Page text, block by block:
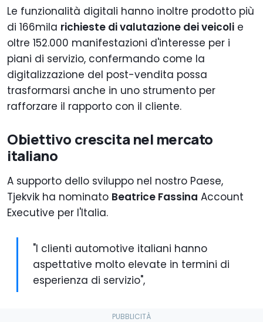
Le funzionalità digitali hanno inoltre prodotto più
di 166mila richieste di valutazione dei veicoli e
oltre 152.000 manifestazioni d'interesse per i
piani di servizio, confermando come la
digitalizzazione del post-vendita possa
trasformarsi anche in uno strumento per
rafforzare il rapporto con il cliente.
Obiettivo crescita nel mercato
italiano
A supporto dello sviluppo nel nostro Paese,
Tjekvik ha nominato Beatrice Fassina Account
Executive per l'Italia.
"I clienti automotive italiani hanno
aspettative molto elevate in termini di
esperienza di servizio",